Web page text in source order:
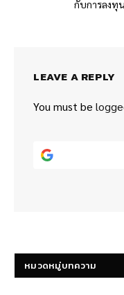
กับการลงทุ
LEAVE A REPLY
You must be
หมวดหมู่บทความ